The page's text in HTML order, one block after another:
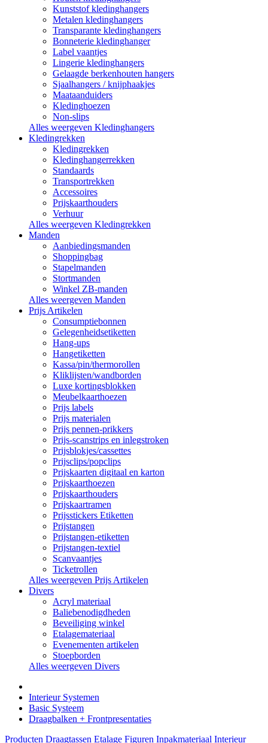
Kunststof kledinghangers
Metalen kledinghangers
Transparante kledinghangers
Bonneterie kledinghanger
Label vaantjes
Lingerie kledinghangers
Gelaagde berkenhouten hangers
Sjaalhangers / knijphaakjes
Maataanduiders
Kledinghoezen
Non-slips
Alles weergeven Kledinghangers
Kledingrekken
Kledingrekken
Kledinghangerrekken
Standaards
Transportrekken
Accessoires
Prijskaarthouders
Verhuur
Alles weergeven Kledingrekken
Manden
Aanbiedingsmanden
Shoppingbag
Stapelmanden
Stortmanden
Winkel ZB-manden
Alles weergeven Manden
Prijs Artikelen
Consumptiebonnen
Gelegenheidsetiketten
Hang-ups
Hangetiketten
Kassa/pin/thermorollen
Kliklijsten/wandborden
Luxe kortingsblokken
Meubelkaarthoezen
Prijs labels
Prijs materialen
Prijs pennen-prikkers
Prijs-scanstrips en inlegstroken
Prijsblokjes/cassettes
Prijsclips/popclips
Prijskaarten digitaal en karton
Prijskaarthoezen
Prijskaarthouders
Prijskaartramen
Prijsstickers Etiketten
Prijstangen
Prijstangen-etiketten
Prijstangen-textiel
Scanvaantjes
Ticketrollen
Alles weergeven Prijs Artikelen
Divers
Acryl materiaal
Baliebenodigdheden
Beveiliging winkel
Etalagemateriaal
Evenementen artikelen
Stoepborden
Alles weergeven Divers
Interieur Systemen
Basic Systeem
Draagbalken + Frontpresentaties
Producten Draagtassen Etalage Figuren Inpakmateriaal Interieur